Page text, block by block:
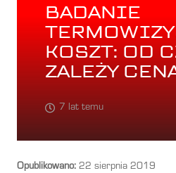
BADANIE
KOSZT: OD
ZALEŻY
7 lat temu
Opublikowano: 22 sierpnia 2019